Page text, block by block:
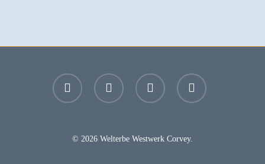
facebook youtube instagram email
© 2026 Welterbe Westwerk Corvey.